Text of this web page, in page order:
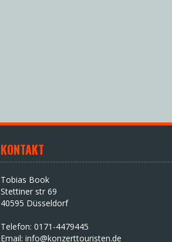
KONTAKT
Tobias Book
Stettiner str 69
40595 Düsseldorf
Telefon: 0171-4479445
Email:info@konzerttouristen.de